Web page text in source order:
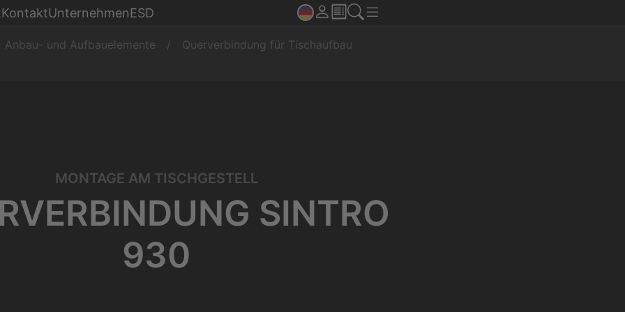
KontaktUnternehmenESDMontage
Anbau- und Aufbauelemente
Querverbindung für Tischaufbau
MONTAGE AM TISCHGESTELL
SINTRO
930